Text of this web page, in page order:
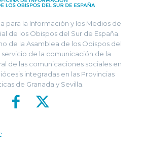
para la Información y los Medios de
de los Obispos del Sur de España.
de la Asamblea de los Obispos del
servicio de la comunicación de la
de las comunicaciones sociales en
integradas en las Provincias
de Granada y Sevilla.